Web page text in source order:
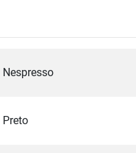
Nespresso
Preto